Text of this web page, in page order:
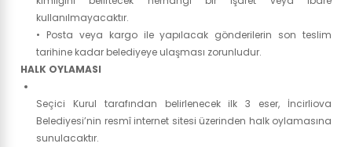
kullanılmayacaktır.
• Posta veya kargo ile yapılacak gönderilerin son teslim
tarihine kadar belediyeye ulaşması zorunludur.
HALK OYLAMASI
Seçici Kurul tarafından belirlenecek ilk 3 eser, İncirliova
Belediyesi’nin resmî internet sitesi üzerinden halk oylamasına
sunulacaktır.